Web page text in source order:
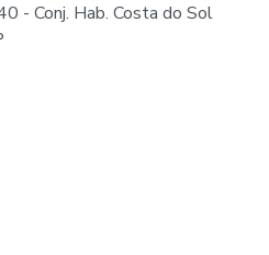
- Conj. Hab. Costa do Sol